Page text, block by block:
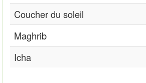
Coucher du soleil
Maghrib
Icha